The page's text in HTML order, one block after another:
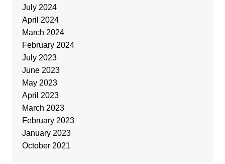
July 2024
April 2024
March 2024
February 2024
July 2023
June 2023
May 2023
April 2023
March 2023
February 2023
January 2023
October 2021